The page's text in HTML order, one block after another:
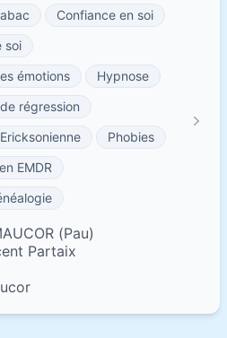
Confiance en soi
soi
émotions
Hypnose
régression
Phobies
EMDR
(Pau)
Partaix